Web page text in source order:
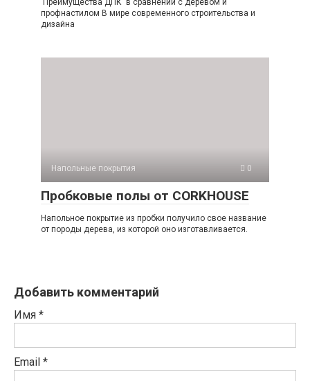
профнастилом В мире современного строительства и
дизайна
Напольные покрытия 0
Пробковые полы от CORKHOUSE
Напольное покрытие из пробки получило свое название
от породы дерева, из которой оно изготавливается.
Добавить комментарий
Имя *
Email *